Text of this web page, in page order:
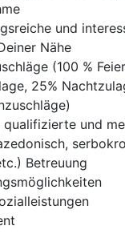
und
Nähe
(100 %
25%
qualifizierte und
Betreuung